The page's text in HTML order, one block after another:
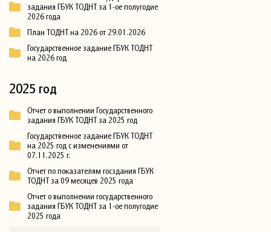
задания ГБУК ТОДНТ за 1-ое полугодие
2026 года
План ТОДНТ на 2026 от 29.01.2026
Государственное задание ГБУК ТОДНТ
на 2026 год
2025 год
Отчет о выполнении Государственного
задания ГБУК ТОДНТ за 2025 год
Государственное задание ГБУК ТОДНТ
на 2025 год с изменениями от
07.11.2025 г.
Отчет по показателям госздания ГБУК
ТОДНТ за 09 месяцев 2025 года
Отчет о выполнении государственного
задания ГБУК ТОДНТ за 1-ое полугодие
2025 года